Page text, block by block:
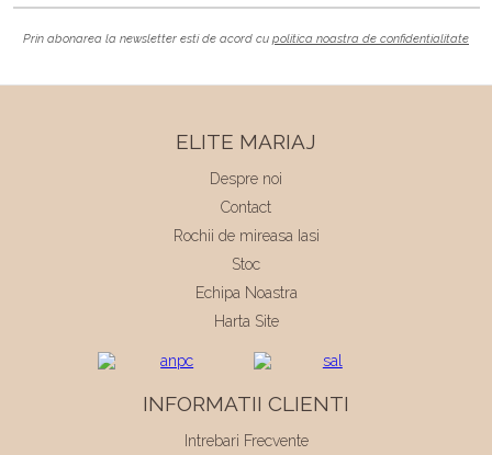
Prin abonarea la newsletter esti de acord cu politica noastra de confidentialitate
ELITE MARIAJ
Despre noi
Contact
Rochii de mireasa Iasi
Stoc
Echipa Noastra
Harta Site
INFORMATII CLIENTI
Intrebari Frecvente